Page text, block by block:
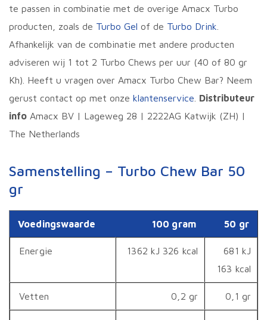
te passen in combinatie met de overige Amacx Turbo
producten, zoals de Turbo Gel of de Turbo Drink
Afhankelijk van de combinatie met andere producten
adviseren wij 1 tot 2 Turbo Chews per uur (40 of 80 gr
Kh). Heeft u vragen over Amacx Turbo Chew Bar? Neem
gerust contact op met onze klantenservice Distributeur
info Amacx BV | Lageweg 28 | 2222AG Katwijk (ZH) |
The Netherlands
Samenstelling – Turbo Chew Bar 50
gr
Voedingswaarde 100 gram 50 gr
Energie 1362 kJ 326 kcal
681 kJ
163 kcal
Vetten 0,2 gr 0,1 gr